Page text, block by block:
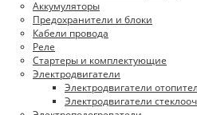
Аккумуляторы
Предохранители и блоки
Кабели провода
Реле
Стартеры и комплектующие
Электродвигатели
Электродвигатели
Электродвигатели